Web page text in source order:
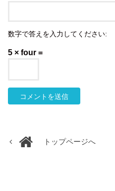
数字で答えを入力してください:
5 × four =
トップページへ